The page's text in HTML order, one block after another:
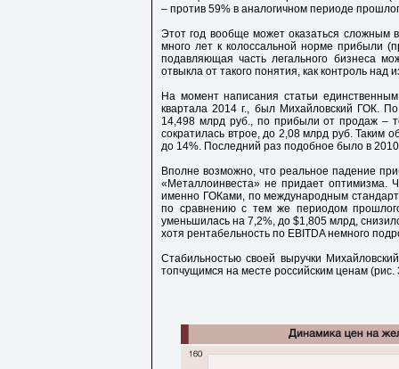
– против 59% в аналогичном периоде
Этот год вообще может оказаться
много лет к колоссальной норме прибыли
подавляющая часть легального бизнеса
отвыкла от такого понятия, как контроль над
На момент написания статьи
квартала 2014 г., был Михайловский ГОК.
14,498 млрд руб., по прибыли от продаж –
сократилась втрое, до 2,08 млрд руб. Таким
до 14%. Последний раз подобное было в 2010
Вполне возможно, что реальное падение
«Металлоинвеста» не придает оптимизма.
именно ГОКами, по международным
по сравнению с тем же периодом
уменьшилась на 7,2%, до $1,805 млрд,
хотя рентабельность по EBITDA немного
Стабильностью своей выручки
топчущимся на месте российским ценам (рис.